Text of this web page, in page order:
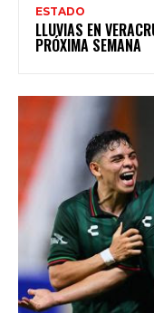
ESTADO
LLUVIAS EN
PRÓXIMA SEMANA